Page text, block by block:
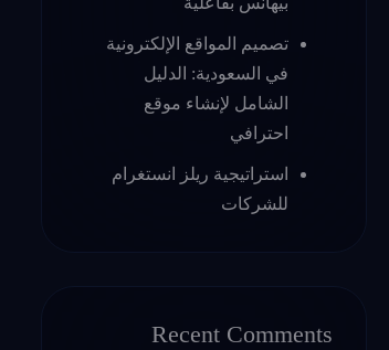
تصميم المواقع الإلكترونية
في السعودية: الدليل
الشامل لإنشاء موقع
احترافي
استراتيجية ريلز انستغرام
للشركات
Recent Comments